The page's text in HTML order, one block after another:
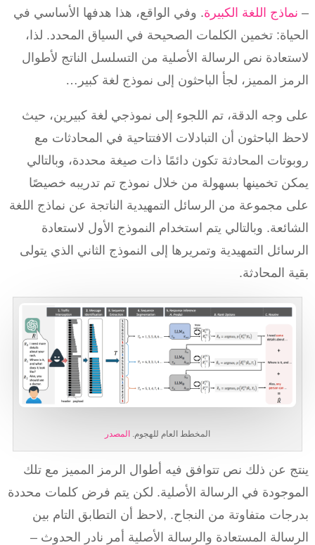
– نماذج اللغة الكبيرة. وفي الواقع، هذا هدفها الأساسي في
الحياة: تخمين الكلمات الصحيحة في السياق المحدد. لذا،
لاستعادة نص الرسالة الأصلية من التسلسل الناتج لأطوال
الرمز المميز، لجأ الباحثون إلى نموذج لغة كبير…
على وجه الدقة، تم اللجوء إلى نموذجي لغة كبيرين، حيث
لاحظ الباحثون أن التبادلات الافتتاحية في المحادثات مع
روبوتات المحادثة تكون دائمًا ذات صيغة محددة، وبالتالي
يمكن تخمينها بسهولة من خلال نموذج تم تدريبه خصيصًا
على مجموعة من الرسائل التمهيدية الناتجة عن نماذج اللغة
الشائعة. وبالتالي يتم استخدام النموذج الأول لاستعادة
الرسائل التمهيدية وتمريرها إلى النموذج الثاني الذي يتولى
بقية المحادثة.
المخطط العام للهجوم. المصدر
ينتج عن ذلك نص تتوافق فيه أطوال الرمز المميز مع تلك
الموجودة في الرسالة الأصلية. لكن يتم فرض كلمات محددة
بدرجات متفاوتة من النجاح. ,لاحظ أن التطابق التام بين
الرسالة المستعادة والرسالة الأصلية أمر نادر الحدوث –